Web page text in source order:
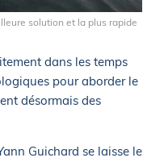
solution et la plus rapide
dans les temps
pour aborder le
désormais des
Guichard se laisse le